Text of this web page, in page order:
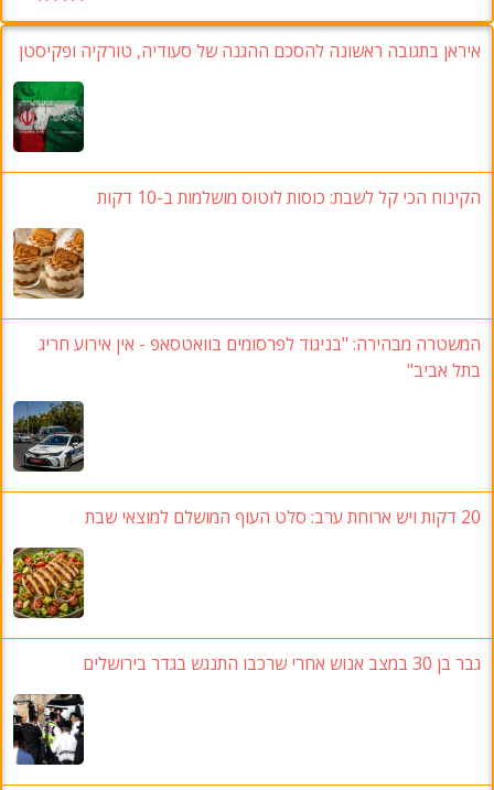
איראן בתגובה ראשונה להסכם ההגנה של סעודיה, טורקיה ופקיסטן
הקינוח הכי קל לשבת: כוסות לוטוס מושלמות ב-10 דקות
המשטרה מבהירה: "בניגוד לפרסומים בוואטסאפ - אין אירוע חריג
בתל אביב"
20 דקות ויש ארוחת ערב: סלט העוף המושלם למוצאי שבת
גבר בן 30 במצב אנוש אחרי שרכבו התנגש בגדר בירושלים